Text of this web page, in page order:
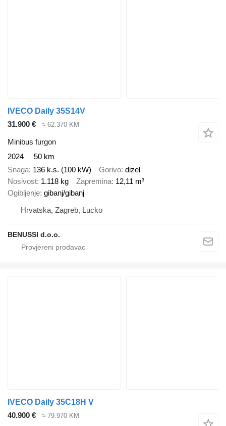
IVECO Daily 35S14V
31.900 €
≈ 62.370 KM
Minibus furgon
2024
50 km
Snaga 136 k.s. (100 kW) Gorivo dizel
Nosivost 1.118 kg Zapremina 12,11 m³
Ogibljenje gibanj/gibanj
Hrvatska, Zagreb, Lucko
BENUSSI d.o.o.
IVECO Daily 35C18H V
40.900 €
≈ 79.970 KM